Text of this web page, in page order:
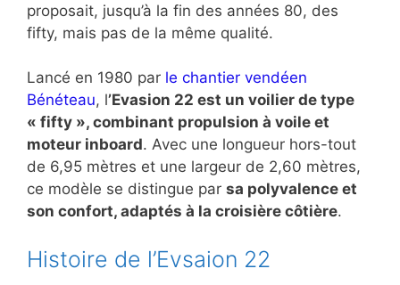
proposait, jusqu’à la fin des années 80, des
fifty, mais pas de la même qualité.
Lancé en 1980 par le chantier vendéen
Bénéteau, l’Evasion 22 est un voilier de type
« fifty », combinant propulsion à voile et
moteur inboard. Avec une longueur hors-tout
de 6,95 mètres et une largeur de 2,60 mètres,
ce modèle se distingue par sa polyvalence et
son confort, adaptés à la croisière côtière.
Histoire de l’Evsaion 22